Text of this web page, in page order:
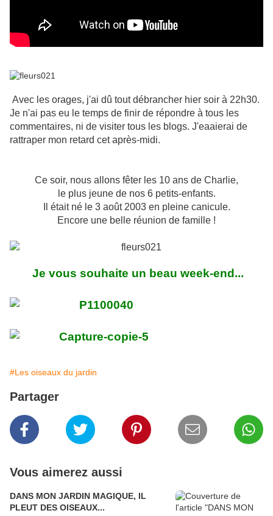
Avec les orages, j'ai dû tout débrancher hier soir à 22h30.
Je n'ai pas eu le temps de finir de répondre à tous les
commentaires, ni de visiter tous les blogs. J'eaaierai de
rattraper mon retard cet après-midi.
Ce soir, nous allons fêter les 10 ans de Charlie,
le plus jeune de nos 6 petits-enfants.
Il était né le 3 août 2003 en pleine canicule.
Encore une belle réunion de famille !
Je vous souhaite un beau week-end...
#Les oiseaux du jardin
Partager
Vous aimerez aussi
DANS MON JARDIN MAGIQUE, IL
PLEUT DES OISEAUX...